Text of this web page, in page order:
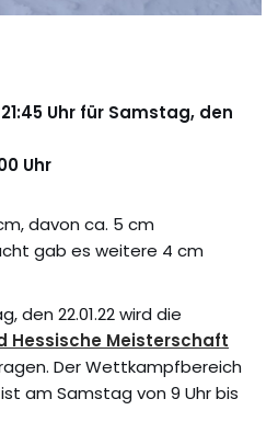
Uhr für Samstag, den
Uhr
davon ca. 5 cm
gab es weitere 4 cm
den 22.01.22 wird die
Hessische Meisterschaft
Der Wettkampfbereich
am Samstag von 9 Uhr bis